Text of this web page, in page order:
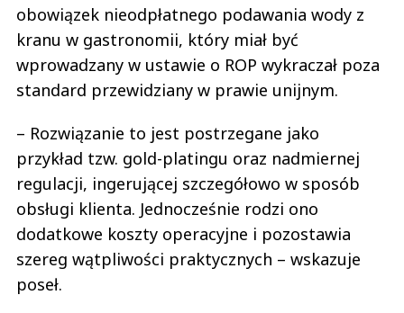
obowiązek nieodpłatnego podawania wody z
kranu w gastronomii, który miał być
wprowadzany w ustawie o ROP wykraczał poza
standard przewidziany w prawie unijnym.
– Rozwiązanie to jest postrzegane jako
przykład tzw. gold-platingu oraz nadmiernej
regulacji, ingerującej szczegółowo w sposób
obsługi klienta. Jednocześnie rodzi ono
dodatkowe koszty operacyjne i pozostawia
szereg wątpliwości praktycznych – wskazuje
poseł.